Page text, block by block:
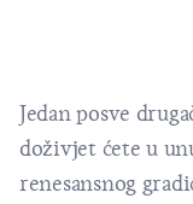
Jedan posve
doživjet ćete u
renesansnog